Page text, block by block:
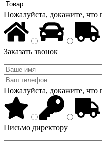
Пожалуйста, докажите, что
Заказать звонок
Пожалуйста, докажите, что
Письмо директору